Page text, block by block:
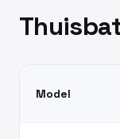
Model